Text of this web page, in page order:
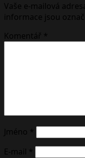
Vaše e-mailová
informace jsou
Komentář *
Jméno *
E-mail *